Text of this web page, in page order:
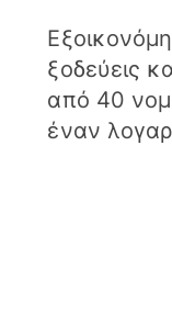
ξοδεύεις
από 40
έναν